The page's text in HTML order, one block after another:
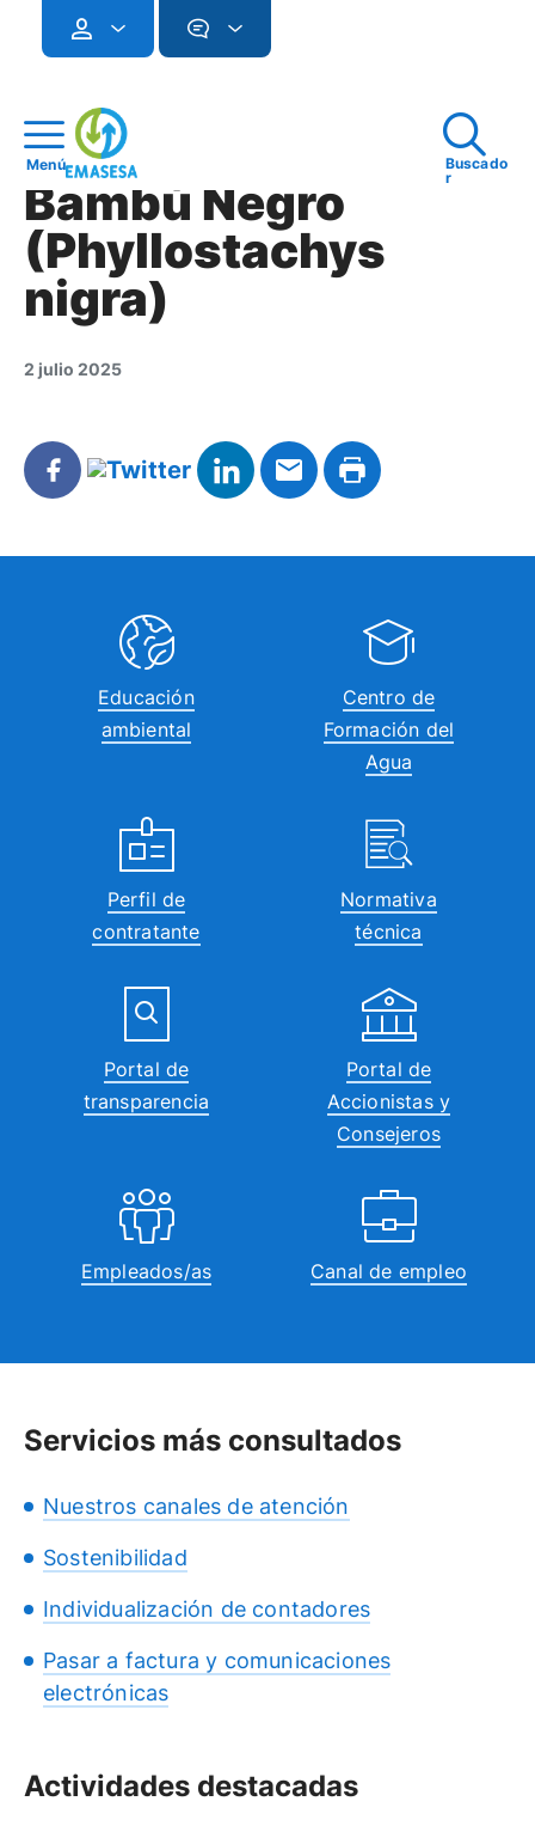
Menú
Buscado
r
Bambú Negro
(Phyllostachys
nigra)
2 julio 2025
Educación
ambiental
Centro de
Formación del
Agua
Perfil de
contratante
Normativa
técnica
Portal de
transparencia
Portal de
Accionistas y
Consejeros
Empleados/as Canal de empleo
Servicios más consultados
Nuestros canales de atención
Sostenibilidad
Individualización de contadores
Pasar a factura y comunicaciones
electrónicas
Actividades destacadas